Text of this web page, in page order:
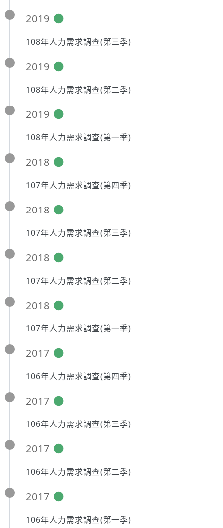
2019
108年人力需求調查(第三季)
2019
108年人力需求調查(第二季)
2019
108年人力需求調查(第一季)
2018
107年人力需求調查(第四季)
2018
107年人力需求調查(第三季)
2018
107年人力需求調查(第二季)
2018
107年人力需求調查(第一季)
2017
106年人力需求調查(第四季)
2017
106年人力需求調查(第三季)
2017
106年人力需求調查(第二季)
2017
106年人力需求調查(第一季)